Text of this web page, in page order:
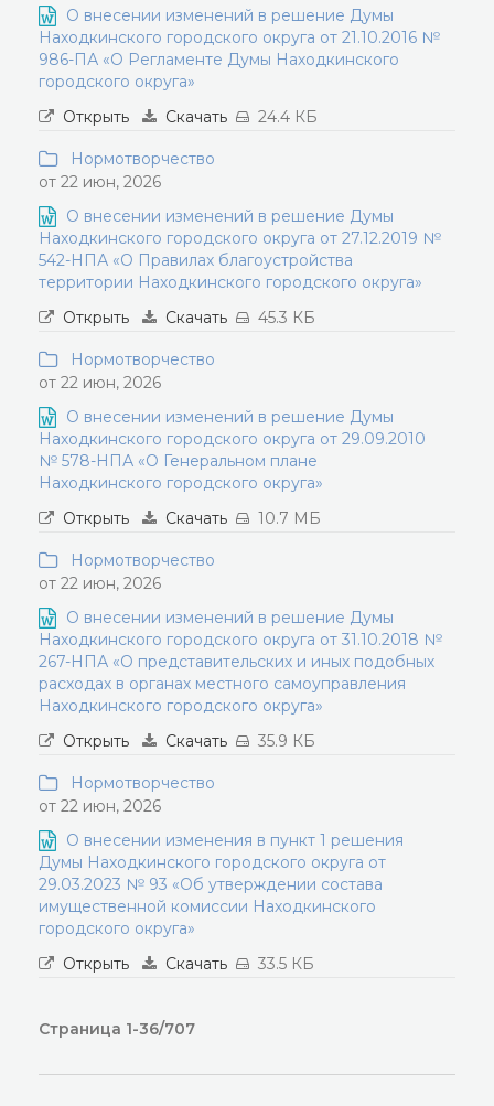
О внесении изменений в решение Думы
Находкинского городского округа от 21.10.2016 №
986-ПА «О Регламенте Думы Находкинского
городского округа»
Открыть
Скачать 24.4 КБ
Нормотворчество
от 22 июн, 2026
О внесении изменений в решение Думы
Находкинского городского округа от 27.12.2019 №
542-НПА «О Правилах благоустройства
территории Находкинского городского округа»
Открыть
Скачать 45.3 КБ
Нормотворчество
от 22 июн, 2026
О внесении изменений в решение Думы
Находкинского городского округа от 29.09.2010
№ 578-НПА «О Генеральном плане
Находкинского городского округа»
Открыть
Скачать 10.7 МБ
Нормотворчество
от 22 июн, 2026
О внесении изменений в решение Думы
Находкинского городского округа от 31.10.2018 №
267-НПА «О представительских и иных подобных
расходах в органах местного самоуправления
Находкинского городского округа»
Открыть
Скачать 35.9 КБ
Нормотворчество
от 22 июн, 2026
О внесении изменения в пункт 1 решения
Думы Находкинского городского округа от
29.03.2023 № 93 «Об утверждении состава
имущественной комиссии Находкинского
городского округа»
Открыть
Скачать 33.5 КБ
Страница 1-36/707